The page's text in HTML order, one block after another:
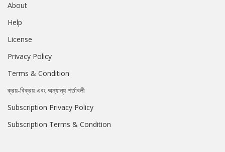
About
Help
License
Privacy Policy
Terms & Condition
ক্রয়-বিক্রয় এবং অন্যান্য শর্তাবলী
Subscription Privacy Policy
Subscription Terms & Condition